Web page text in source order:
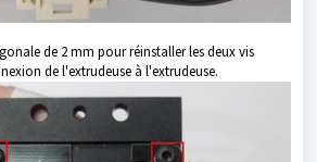
de 2 mm pour réinstaller les deux vis
de l'extrudeuse à l'extrudeuse.